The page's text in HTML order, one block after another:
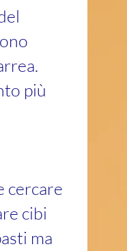
più
cercare
cibi
ma